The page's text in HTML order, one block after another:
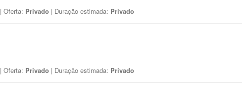
| Oferta: Privado | Duração estimada: Privado
| Oferta: Privado | Duração estimada: Privado